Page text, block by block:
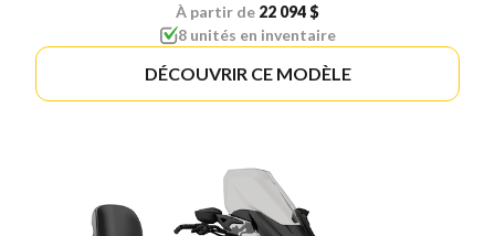
À partir de 22 094 $
8 unités en inventaire
DÉCOUVRIR CE MODÈLE